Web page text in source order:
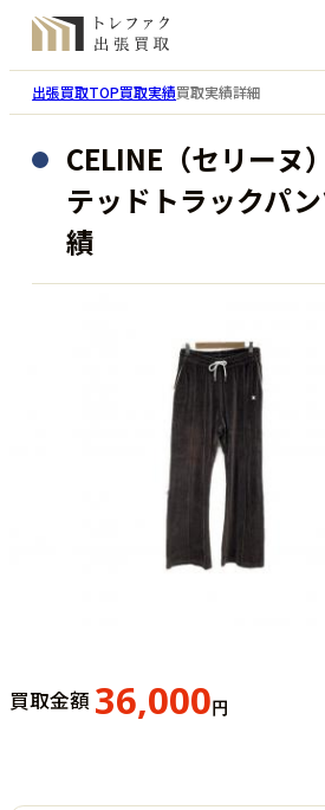
出張買取TOP買取実績買取実績詳細
CELINE（セリーヌ
テッドトラックパ
績
買取金額 36,000円